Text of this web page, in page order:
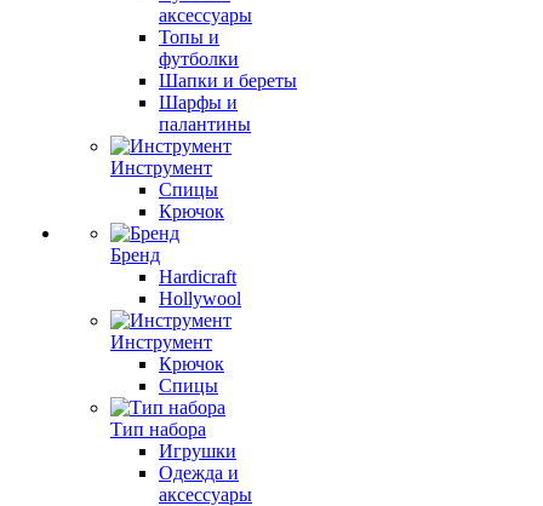
аксессуары
Топы и
футболки
Шапки и береты
Шарфы и
палантины
Инструмент
Спицы
Крючок
Бренд
Hardicraft
Hollywool
Инструмент
Крючок
Спицы
Тип набора
Игрушки
Одежда и
аксессуары